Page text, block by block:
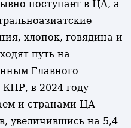
поступает в ЦА, а
хлопок, говядина и
путь на
Главного
в 2024 году
и странами ЦА
увеличившись на 5,4